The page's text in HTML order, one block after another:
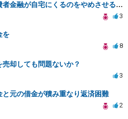
息子の借金問題で消費者金融が自宅にくるのをやめさせる方法はないですか？
3
を
8
却しても問題ないか？
3
元の借金が積み重なり返済困難
2